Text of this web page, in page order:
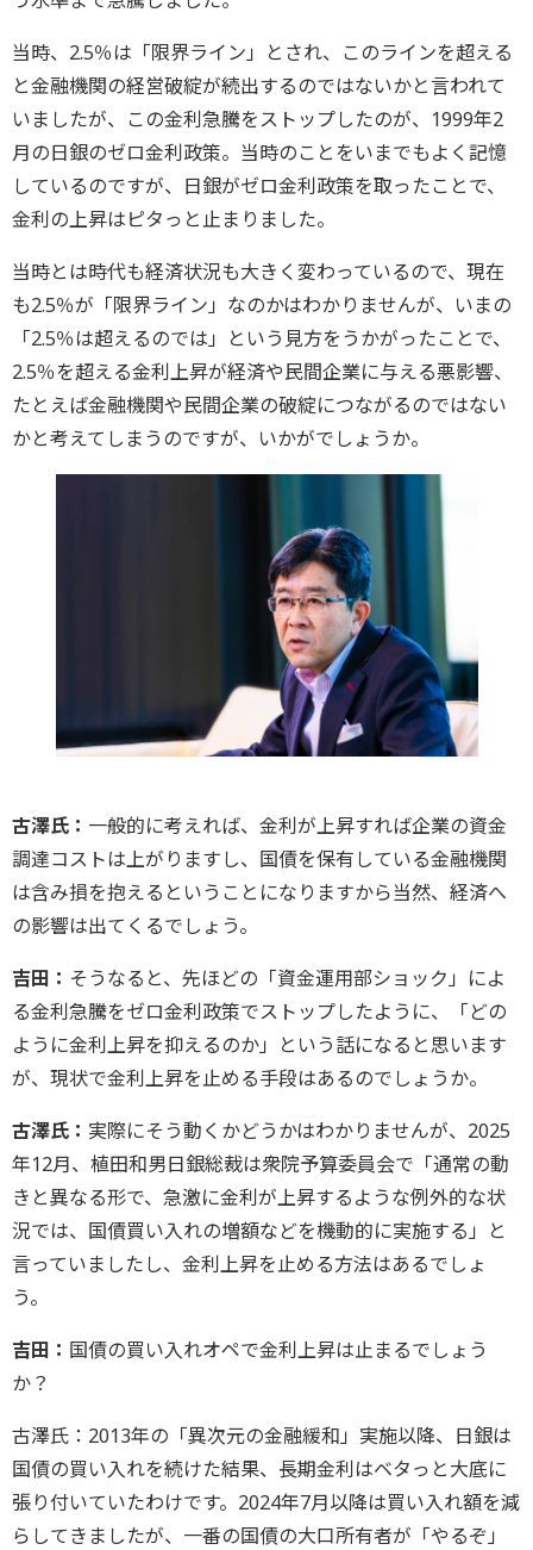
当時、2.5％は「限界ライン」とされ、このラインを超える
と金融機関の経営破綻が続出するのではないかと言われて
いましたが、この金利急騰をストップしたのが、1999年2
月の日銀のゼロ金利政策。当時のことをいまでもよく記憶
しているのですが、日銀がゼロ金利政策を取ったことで、
金利の上昇はピタっと止まりました。
当時とは時代も経済状況も大きく変わっているので、現在
も2.5％が「限界ライン」なのかはわかりませんが、いまの
「2.5％は超えるのでは」という見方をうかがったことで、
2.5％を超える金利上昇が経済や民間企業に与える悪影響、
たとえば金融機関や民間企業の破綻につながるのではない
かと考えてしまうのですが、いかがでしょうか。
古澤氏： 一般的に考えれば、金利が上昇すれば企業の資金
調達コストは上がりますし、国債を保有している金融機関
は含み損を抱えるということになりますから当然、経済へ
の影響は出てくるでしょう。
吉田： そうなると、先ほどの「資金運用部ショック」によ
る金利急騰をゼロ金利政策でストップしたように、「どの
ように金利上昇を抑えるのか」という話になると思います
が、現状で金利上昇を止める手段はあるのでしょうか。
古澤氏： 実際にそう動くかどうかはわかりませんが、2025
年12月、植田和男日銀総裁は衆院予算委員会で「通常の動
きと異なる形で、急激に金利が上昇するような例外的な状
況では、国債買い入れの増額などを機動的に実施する」と
言っていましたし、金利上昇を止める方法はあるでしょ
う。
吉田： 国債の買い入れオペで金利上昇は止まるでしょう
か？
古澤氏：2013年の「異次元の金融緩和」実施以降、日銀は
国債の買い入れを続けた結果、長期金利はベタっと大底に
張り付いていたわけです。2024年7月以降は買い入れ額を減
らしてきましたが、一番の国債の大口所有者が「やるぞ」